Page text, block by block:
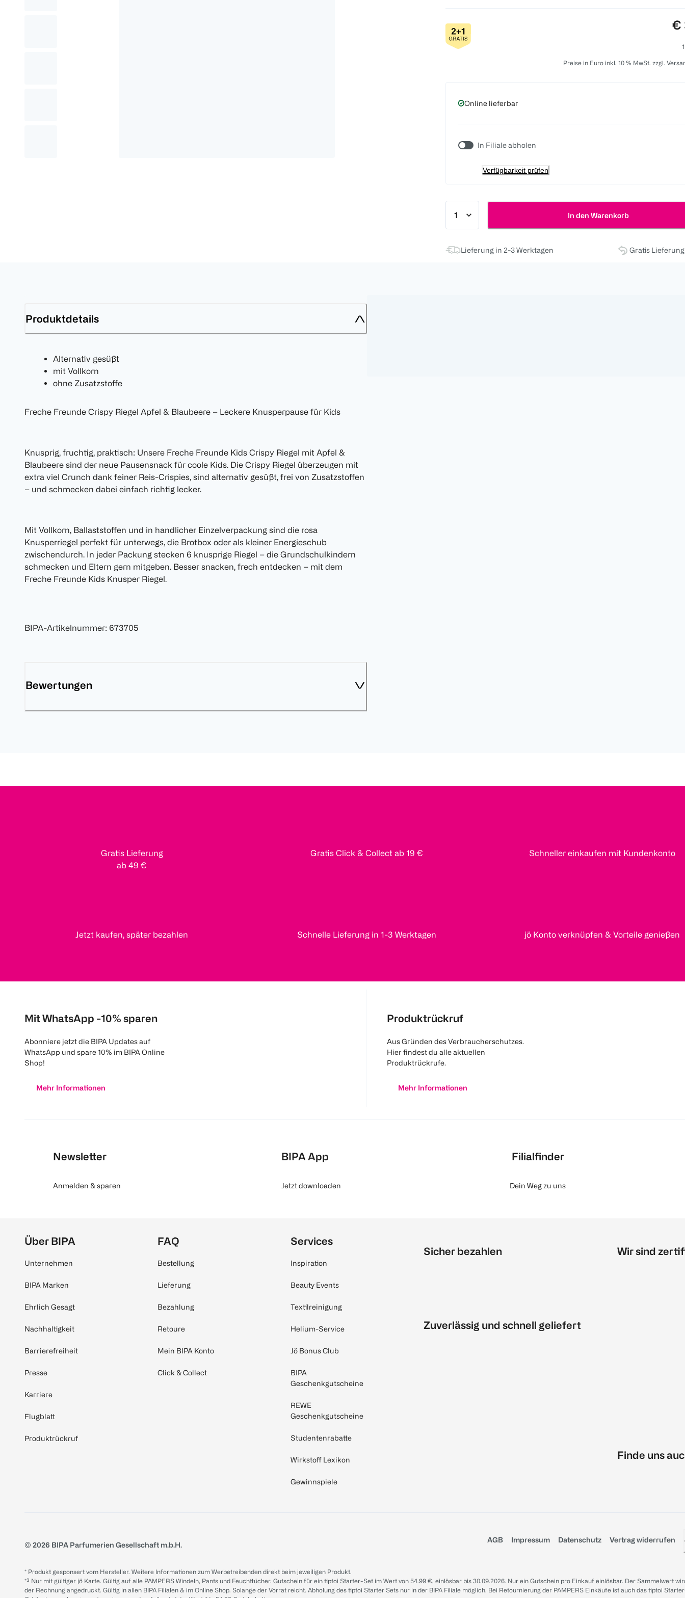
€
Preise in Euro inkl. 10 % MwSt. zzgl.
Online lieferbar
In Filiale abholen
Verfügbarkeit prüfen
In den Warenkorb
Lieferung in 2-3 Werktagen Gratis
Produktdetails
Alternativ gesüßt
mit Vollkorn
ohne Zusatzstoffe
Freche Freunde Crispy Riegel Apfel & Blaubeere – Leckere Knusperpause für Kids
Knusprig, fruchtig, praktisch: Unsere Freche Freunde Kids Crispy Riegel mit Apfel &
Blaubeere sind der neue Pausensnack für coole Kids. Die Crispy Riegel überzeugen mit
extra viel Crunch dank feiner Reis-Crispies, sind alternativ gesüßt, frei von Zusatzstoffen
– und schmecken dabei einfach richtig lecker.
Mit Vollkorn, Ballaststoffen und in handlicher Einzelverpackung sind die rosa
Knusperriegel perfekt für unterwegs, die Brotbox oder als kleiner Energieschub
zwischendurch. In jeder Packung stecken 6 knusprige Riegel – die Grundschulkindern
schmecken und Eltern gern mitgeben. Besser snacken, frech entdecken – mit dem
Freche Freunde Kids Knusper Riegel.
BIPA-Artikelnummer: 673705
Bewertungen
Gratis Lieferung
ab 49 €
Gratis Click & Collect ab 19 € Schneller einkaufen mit Kundenkonto
Jetzt kaufen, später bezahlen Schnelle Lieferung in 1-3 Werktagen jö Konto verknüpfen & Vorteile genießen
Mit WhatsApp -10% sparen
Abonniere jetzt die BIPA Updates auf
WhatsApp und spare 10% im BIPA Online
Shop!
Mehr Informationen
Produktrückruf
Aus Gründen des Verbraucherschutzes.
Hier findest du alle aktuellen
Produktrückrufe.
Mehr Informationen
Newsletter
Anmelden & sparen
BIPA App
Jetzt downloaden
Filialfinder
Dein Weg zu uns
Über BIPA
Unternehmen
BIPA Marken
Ehrlich Gesagt
Nachhaltigkeit
Barrierefreiheit
Presse
Karriere
Flugblatt
Produktrückruf
FAQ
Bestellung
Lieferung
Bezahlung
Retoure
Mein BIPA Konto
Click & Collect
Services
Inspiration
Beauty Events
Textilreinigung
Helium-Service
Jö Bonus Club
BIPA
Geschenkgutscheine
REWE
Geschenkgutscheine
Studentenrabatte
Wirkstoff Lexikon
Gewinnspiele
Sicher bezahlen
Zuverlässig und schnell geliefert
Wir sind
Finde uns
© 2026 BIPA Parfumerien Gesellschaft m.b.H.
AGB Impressum Datenschutz Vertrag widerrufen
* Produkt gesponsert vom Hersteller. Weitere Informationen zum Werbetreibenden direkt beim jeweiligen Produkt.
*³ Nur mit gültiger jö Karte. Gültig auf alle PAMPERS Windeln, Pants und Feuchttücher. Gutschein für ein tiptoi Starter-Set im Wert von 54.99 €, einlösbar bis 30.09.2026. Nur ein Gutschein pro Einkauf einlösbar. Der Sammelwert
der Rechnung angedruckt. Gültig in allen BIPA Filialen & im Online Shop. Solange der Vorrat reicht. Abholung des tiptoi Starter Sets nur in der BIPA Filiale möglich. Bei Retournierung der PAMPERS Einkäufe ist auch das tiptoi